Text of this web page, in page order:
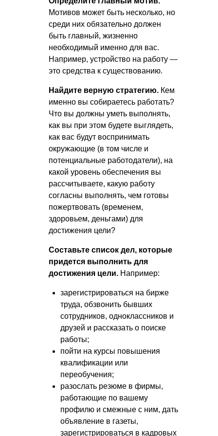
Мотивов может быть несколько, но
среди них обязательно должен
быть главный, жизненно
необходимый именно для вас.
Например, устройство на работу —
это средства к существованию.
Найдите верную стратегию. Кем
именно вы собираетесь работать?
Что вы должны уметь выполнять,
как вы при этом будете выглядеть,
как вас будут воспринимать
окружающие (в том числе и
потенциальные работодатели), на
какой уровень обеспечения вы
рассчитываете, какую работу
согласны выполнять, чем готовы
пожертвовать (временем,
здоровьем, деньгами) для
достижения цели?
Составьте список дел, которые
придется выполнить для
достижения цели. Например:
зарегистрироваться на бирже
труда, обзвонить бывших
сотрудников, одноклассников и
друзей и рассказать о поиске
работы;
пойти на курсы повышения
квалификации или
переобучения;
разослать резюме в фирмы,
работающие по вашему
профилю и смежные с ним, дать
объявление в газеты,
зарегистрироваться в кадровых